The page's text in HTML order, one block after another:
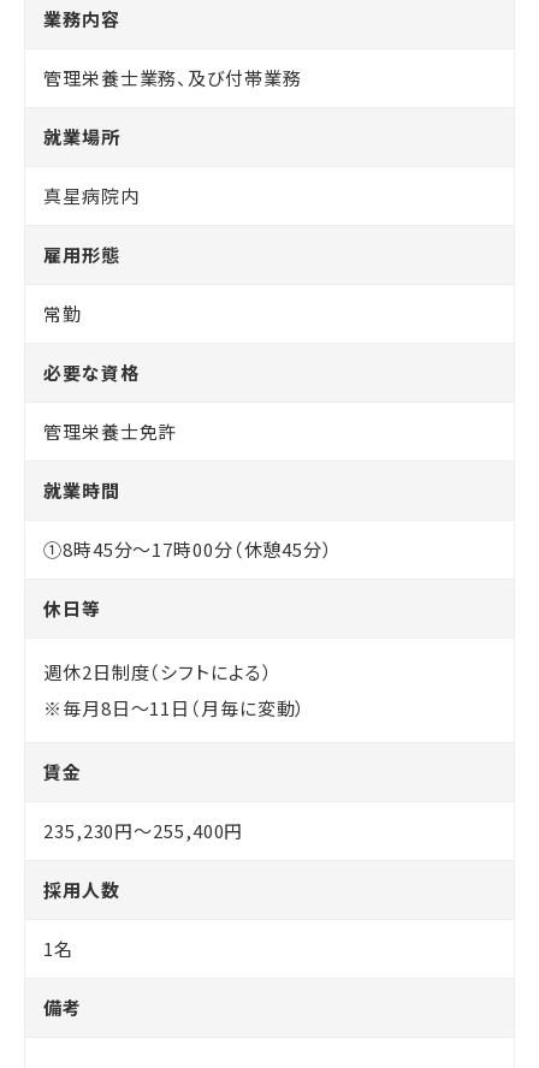
業務内容
管理栄養士業務、及び付帯業務
就業場所
真星病院内
雇用形態
常勤
必要な資格
管理栄養士免許
就業時間
①8時45分〜17時00分（休憩45分）
休日等
週休2日制度（シフトによる）
※毎月8日〜11日（月毎に変動）
賃金
235,230円〜255,400円
採用人数
1名
備考